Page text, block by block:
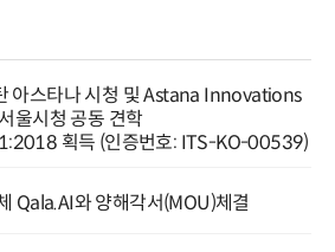
아스타나 시청 및 Astana Innovations
울시청 공동 견학
획득 (인증번호: ITS-KO-00539)
Qala.AI와 양해각서(MOU)체결